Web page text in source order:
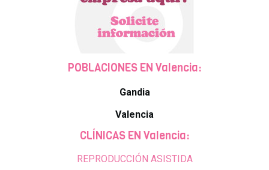
POBLACIONES EN Valencia:
Gandia
Valencia
CLÍNICAS EN Valencia:
REPRODUCCIÓN ASISTIDA